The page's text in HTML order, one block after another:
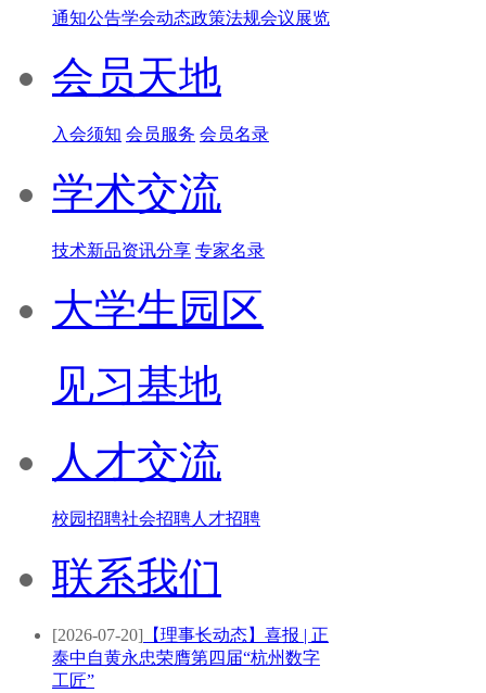
通知公告学会动态政策法规会议展览
会员天地
入会须知 会员服务 会员名录
学术交流
技术新品资讯分享 专家名录
大学生园区
见习基地
人才交流
校园招聘社会招聘人才招聘
联系我们
[2026-07-20] 【理事长动态】喜报 | 正
泰中自黄永忠荣膺第四届“杭州数字
工匠”